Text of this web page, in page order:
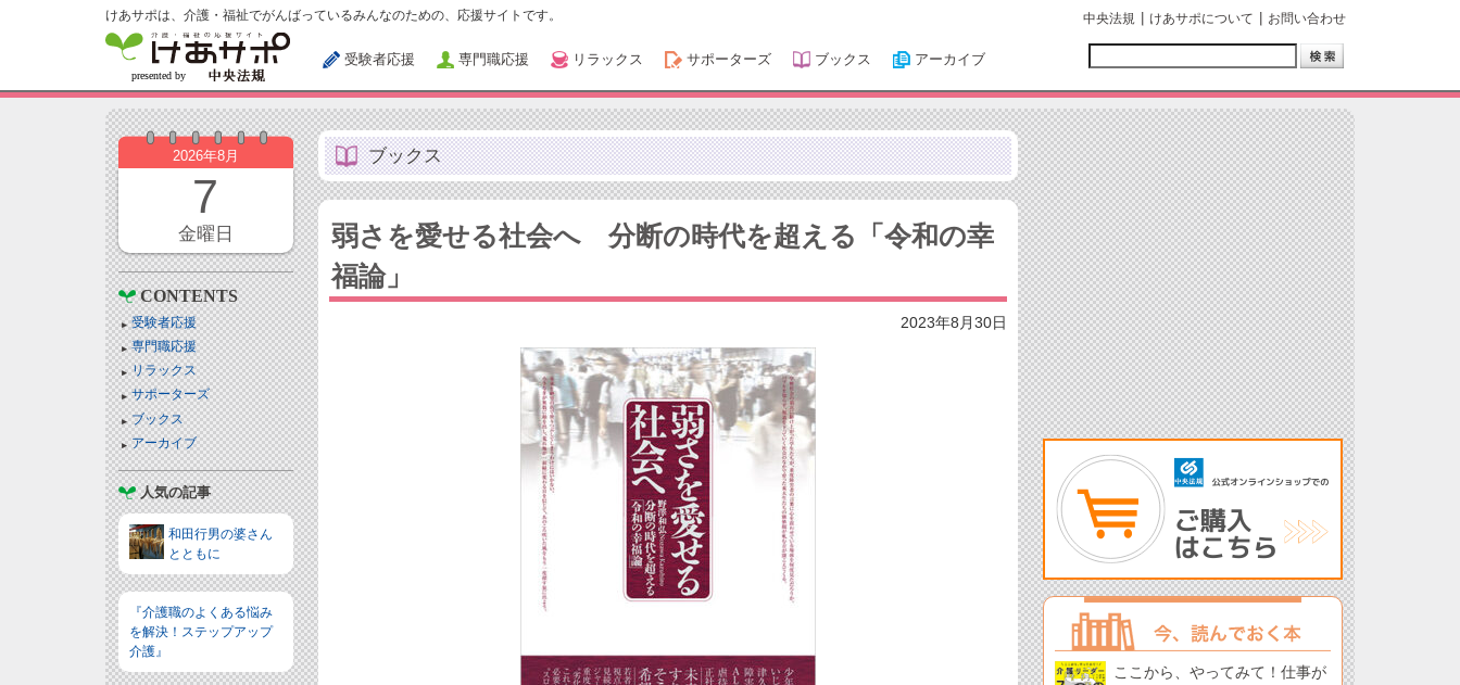
けあサポは、介護・福祉でがんばっているみんなのための、応援サイトです。
受験者応援 専門職応援 リラックス サポーターズ ブックス アーカイブ
中央法規 けあサポについて お問い合わせ
2026年8月
7
金曜日
CONTENTS
受験者応援
専門職応援
リラックス
サポーターズ
ブックス
アーカイブ
人気の記事
和田行男の婆さん
とともに
『介護職のよくある悩み
を解決！ステップアップ
介護』
ブックス
弱さを愛せる社会へ 分断の時代を超える「令和の幸
福論」
2023年8月30日
ここから、やってみて！仕事が